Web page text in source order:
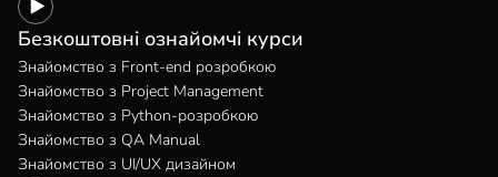
Безкоштовні ознайомчі курси
Знайомство з Front-end розробкою
Знайомство з Project Management
Знайомство з Python-розробкою
Знайомство з QA Manual
Знайомство з UI/UX дизайном